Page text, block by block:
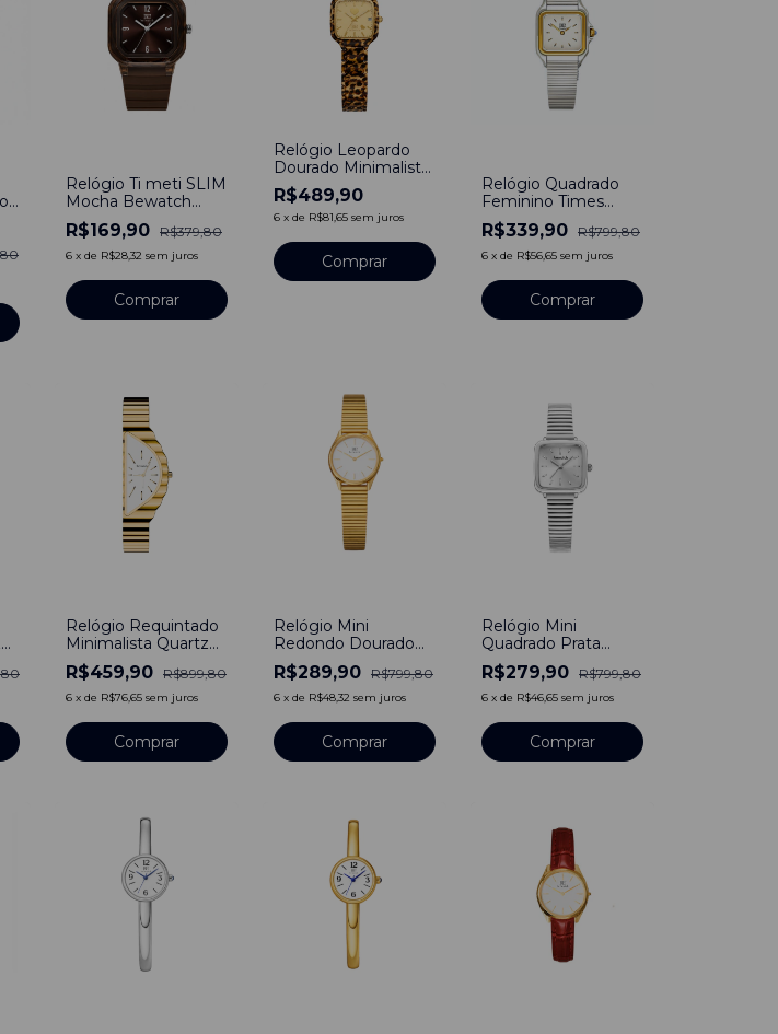
Relógio Ti meti SLIM
Mocha Bewatch
Marrom
R$169,90 R$379,80
6 x de R$28,32 sem juros
Relógio Leopardo
Dourado Minimalista
Quartzo Luxo
R$489,90
6 x de R$81,65 sem juros
Relógio Quadrado
Feminino Times
Bicolor Line Aço
Inoxidável Banho em
Titânio
R$339,90 R$799,80
6 x de R$56,65 sem juros
Comprar
Relógio Requintado
Minimalista Quartzo
Luxo Dourado
R$459,90 R$899,80
6 x de R$76,65 sem juros
Relógio Mini
Redondo Dourado
Feminino Times
Square Line Gold
Aço Inoxidável
R$289,90 R$799,80
6 x de R$48,32 sem juros
Comprar
Relógio Mini
Quadrado Prata
Feminino Times
Square Line Aço
Inoxidável Banho em
R$279,90 R$799,80
6 x de R$46,65 sem juros
Comprar